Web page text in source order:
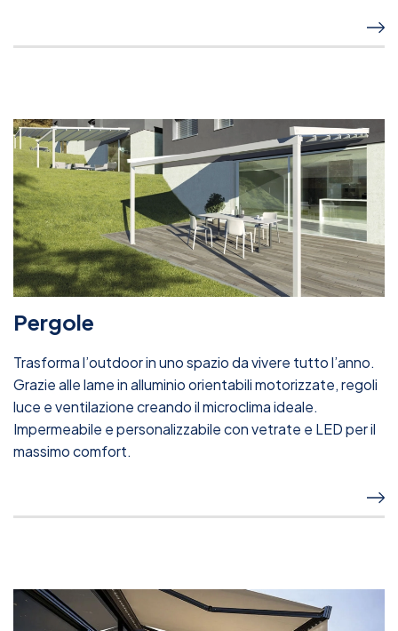
Pergole
Trasforma l’outdoor in uno spazio da vivere tutto l’anno.
Grazie alle lame in alluminio orientabili motorizzate, regoli
luce e ventilazione creando il microclima ideale.
Impermeabile e personalizzabile con vetrate e LED per il
massimo comfort.